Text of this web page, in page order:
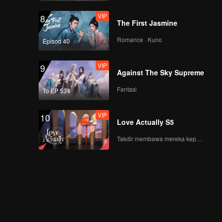
8
Episod 40
VIP
The First Jasmine
Romance · Kuno
9
To EP 534
VIP
Against The Sky Supreme
Fantasi
10 VIP
Love Actually S5
Takdir membawa mereka kepada cinta yang tulus!